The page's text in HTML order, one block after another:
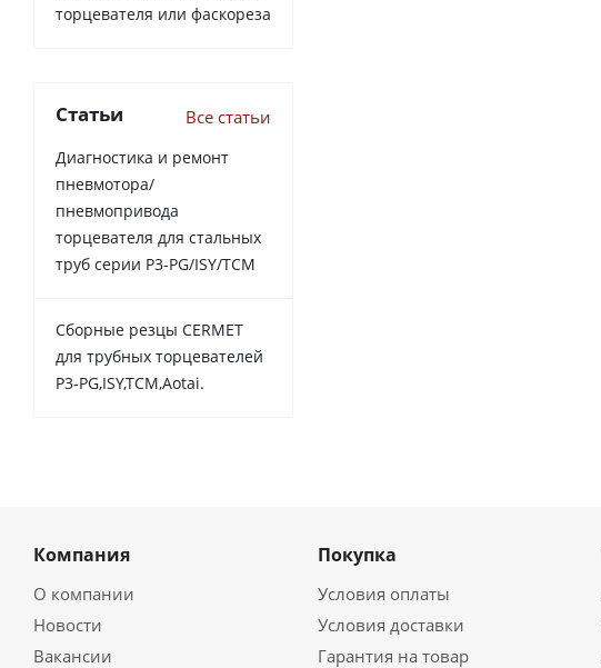
торцевателя или фаскореза
Статьи Все статьи
Диагностика и ремонт
пневмотора/
пневмопривода
торцевателя для стальных
труб серии P3-PG/ISY/TCM
Сборные резцы CERMET
для трубных торцевателей
P3-PG,ISY,TCM,Aotai.
Компания
О компании
Новости
Вакансии
Покупка
Условия оплаты
Условия доставки
Гарантия на товар